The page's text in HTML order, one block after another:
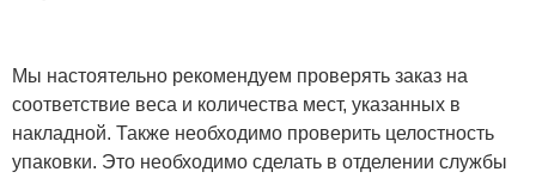
Мы настоятельно рекомендуем проверять заказ на
соответствие веса и количества мест, указанных в
накладной. Также необходимо проверить целостность
упаковки. Это необходимо сделать в отделении службы